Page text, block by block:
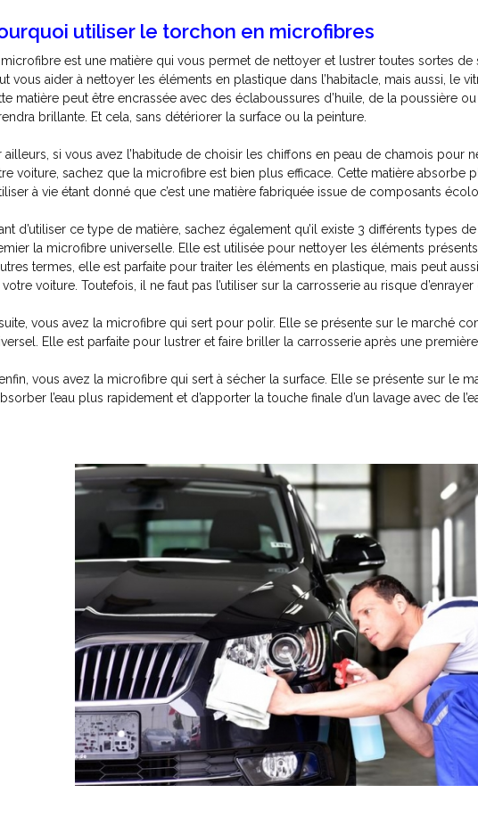
utiliser le torchon en microfibres
microfibre est une matière qui vous permet de nettoyer et lustrer toutes sortes de
vous aider à nettoyer les éléments en plastique dans l’habitacle, mais aussi, le
matière peut être encrassée avec des éclaboussures d’huile, de la poussière
brillante. Et cela, sans détériorer la surface ou la peinture.
ailleurs, si vous avez l’habitude de choisir les chiffons en peau de chamois pour
voiture, sachez que la microfibre est bien plus efficace. Cette matière absorbe
à vie étant donné que c’est une matière fabriquée issue de composants
d’utiliser ce type de matière, sachez également qu’il existe 3 différents types
la microfibre universelle. Elle est utilisée pour nettoyer les éléments
termes, elle est parfaite pour traiter les éléments en plastique, mais peut
voiture. Toutefois, il ne faut pas l’utiliser sur la carrosserie au risque d’enrayer
vous avez la microfibre qui sert pour polir. Elle se présente sur le marché
Elle est parfaite pour lustrer et faire briller la carrosserie après une
vous avez la microfibre qui sert à sécher la surface. Elle se présente sur le
l’eau plus rapidement et d’apporter la touche finale d’un lavage avec de